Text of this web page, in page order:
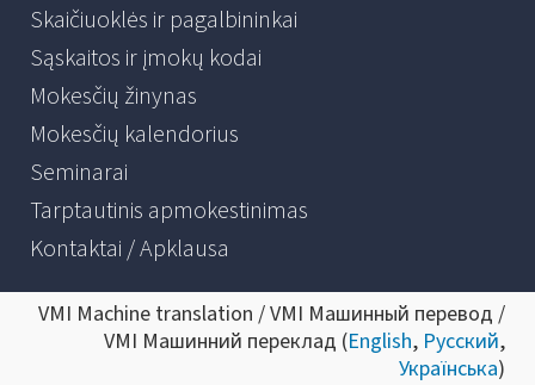
Skaičiuoklės ir pagalbininkai
Sąskaitos ir įmokų kodai
Mokesčių žinynas
Mokesčių kalendorius
Seminarai
Tarptautinis apmokestinimas
Kontaktai / Apklausa
VMI Machine translation / VMI Машинный перевод /
VMI Машинний переклад (English, Русский,
Українська)